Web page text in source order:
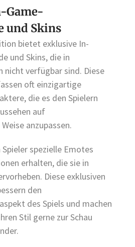
Game-
und Skins
bietet exklusive In-
und Skins, die in
nicht verfügbar sind. Diese
oft einzigartige
die es den Spielern
auf
anzupassen.
spezielle Emotes
erhalten, die sie in
Diese exklusiven
den
des Spiels und machen
Stil gerne zur Schau